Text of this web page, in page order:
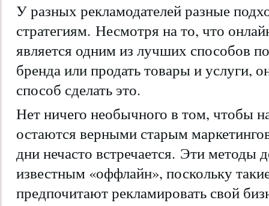
У разных рекламодателей разные
стратегиям. Несмотря на то, что
является одним из лучших способов
бренда или продать товары и услуги,
способ сделать это.
Нет ничего необычного в том, чтобы
остаются верными старым
дни нечасто встречается. Эти методы
известным «оффлайн», поскольку
предпочитают рекламировать свой